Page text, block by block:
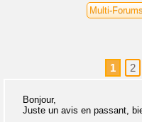
Multi-
1 2
Bonjour,
Juste un avis en passant,